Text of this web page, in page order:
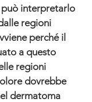
interpretarlo
regioni
perché il
a questo
regioni
dovrebbe
dermatoma